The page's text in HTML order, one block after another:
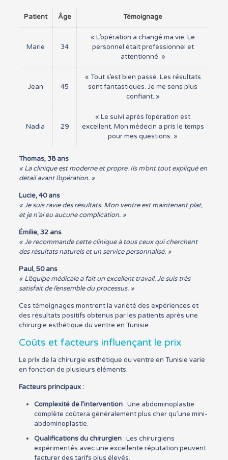
Patient Âge Témoignage
Marie 34
« L’opération a changé ma vie. Le
personnel était professionnel et
attentionné. »
Jean 45
« Tout s’est bien passé. Les résultats
sont fantastiques. Je me sens plus
confiant. »
Nadia 29
« Le suivi après l’opération est
excellent. Mon médecin a pris le temps
pour mes questions. »
Thomas, 38 ans
« La clinique est moderne et propre. Ils m’ont tout expliqué en
détail avant l’opération. »
Lucie, 40 ans
« Je suis ravie des résultats. Mon ventre est maintenant plat,
et je n’ai eu aucune complication. »
Émilie, 32 ans
« Je recommande cette clinique à tous ceux qui cherchent
des résultats naturels et un service personnalisé. »
Paul, 50 ans
« L’équipe médicale a fait un excellent travail. Je suis très
satisfait de l’ensemble du processus. »
Ces témoignages montrent la variété des expériences et
des résultats positifs obtenus par les patients après une
chirurgie esthétique du ventre en Tunisie.
Coûts et facteurs influençant le prix
Le prix de la chirurgie esthétique du ventre en Tunisie varie
en fonction de plusieurs éléments.
Facteurs principaux :
Complexité de l’intervention: Une abdominoplastie
complète coûtera généralement plus cher qu’une mini-
abdominoplastie.
Qualifications du chirurgien: Les chirurgiens
expérimentés avec une excellente réputation peuvent
facturer des tarifs plus élevés.